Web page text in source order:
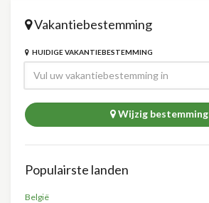
Vakantiebestemming
HUIDIGE VAKANTIEBESTEMMING
Wijzig bestemming
Populairste landen
België